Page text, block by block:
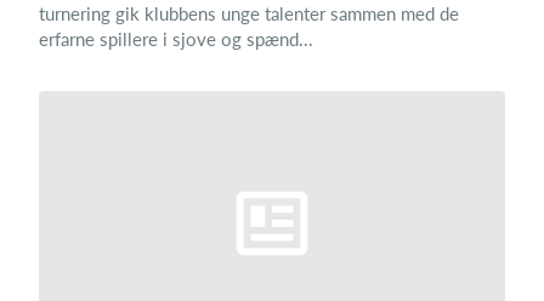
turnering gik klubbens unge talenter sammen med de
erfarne spillere i sjove og spænd...